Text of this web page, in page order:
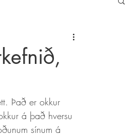
Það er okkur
á það hversu
sínum á